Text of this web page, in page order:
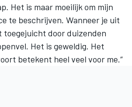
Het is maar moeilijk om mijn
te beschrijven. Wanneer je uit
door duizenden
Het is geweldig. Het
betekent heel veel voor me.”